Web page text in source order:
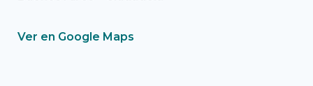
Ver en Google Maps